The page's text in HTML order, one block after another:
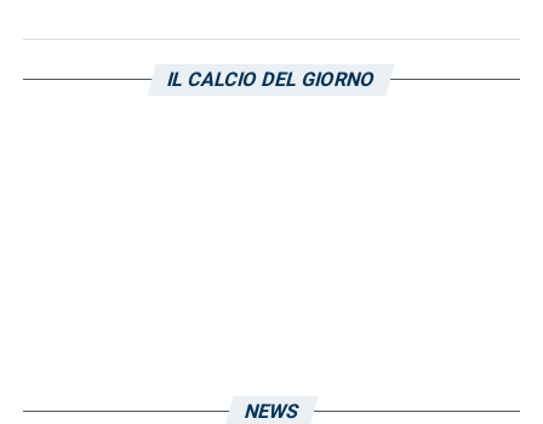
Milan-Bari
Lecce-Juve Stabia
IL CALCIO DEL GIORNO
NEWS